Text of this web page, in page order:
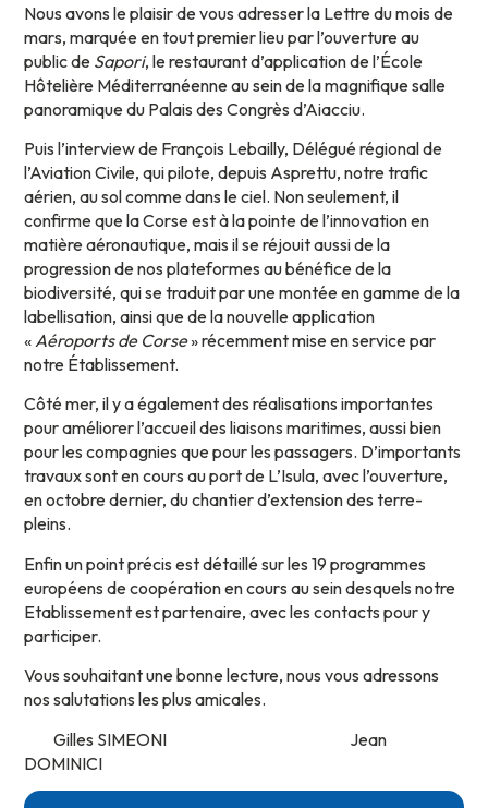
Nous avons le plaisir de vous adresser la Lettre du mois de
mars, marquée en tout premier lieu par l’ouverture au
public de Sapori, le restaurant d’application de l’École
Hôtelière Méditerranéenne au sein de la magnifique salle
panoramique du Palais des Congrès d’Aiacciu.
Puis l’interview de François Lebailly, Délégué régional de
l’Aviation Civile, qui pilote, depuis Asprettu, notre trafic
aérien, au sol comme dans le ciel. Non seulement, il
confirme que la Corse est à la pointe de l’innovation en
matière aéronautique, mais il se réjouit aussi de la
progression de nos plateformes au bénéfice de la
biodiversité, qui se traduit par une montée en gamme de la
labellisation, ainsi que de la nouvelle application
«Aéroports de Corse» récemment mise en service par
notre Établissement.
Côté mer, il y a également des réalisations importantes
pour améliorer l’accueil des liaisons maritimes, aussi bien
pour les compagnies que pour les passagers. D’importants
travaux sont en cours au port de L’Isula, avec l’ouverture,
en octobre dernier, du chantier d’extension des terre-
pleins.
Enfin un point précis est détaillé sur les 19 programmes
européens de coopération en cours au sein desquels notre
Etablissement est partenaire, avec les contacts pour y
participer.
Vous souhaitant une bonne lecture, nous vous adressons
nos salutations les plus amicales.
Gilles SIMEONI Jean
DOMINICI